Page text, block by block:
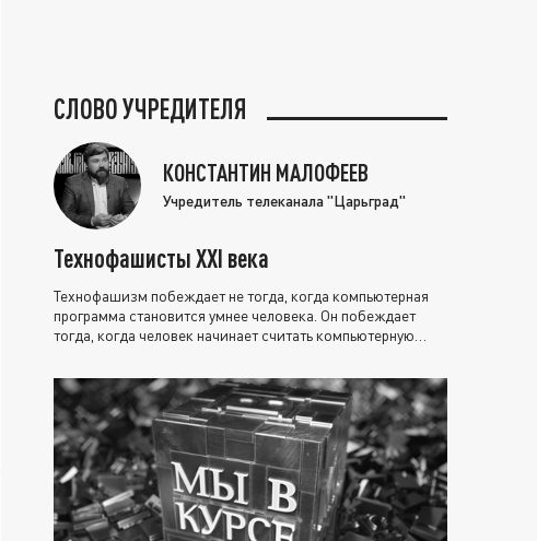
СЛОВО УЧРЕДИТЕЛЯ
КОНСТАНТИН МАЛОФЕЕВ
Учредитель телеканала "Царьград"
Технофашисты XXI века
Технофашизм побеждает не тогда, когда компьютерная
программа становится умнее человека. Он побеждает
тогда, когда человек начинает считать компьютерную